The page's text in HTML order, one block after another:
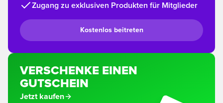
Zugang zu exklusiven Produkten für Mitglieder
Kostenlos beitreten
VERSCHENKE EINEN
GUTSCHEIN
Jetzt kaufen